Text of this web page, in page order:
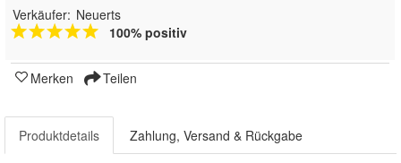
Verkäufer: Neuerts
100% positiv
Merken Teilen
Produktdetails Zahlung, Versand & Rückgabe